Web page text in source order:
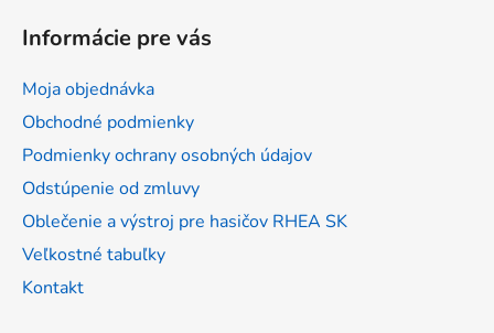
Informácie pre vás
Moja objednávka
Obchodné podmienky
Podmienky ochrany osobných údajov
Odstúpenie od zmluvy
Oblečenie a výstroj pre hasičov RHEA SK
Veľkostné tabuľky
Kontakt